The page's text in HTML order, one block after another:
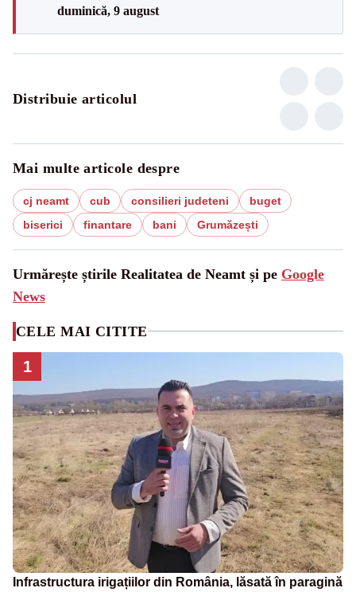
duminică, 9 august
Distribuie articolul
Mai multe articole despre
cj neamt cub consilieri judeteni
buget
biserici
finantare bani Grumăzești
Urmărește știrile Realitatea de Neamt și pe Google
News
CELE MAI CITITE
1
Infrastructura irigațiilor din România, lăsată în paragină